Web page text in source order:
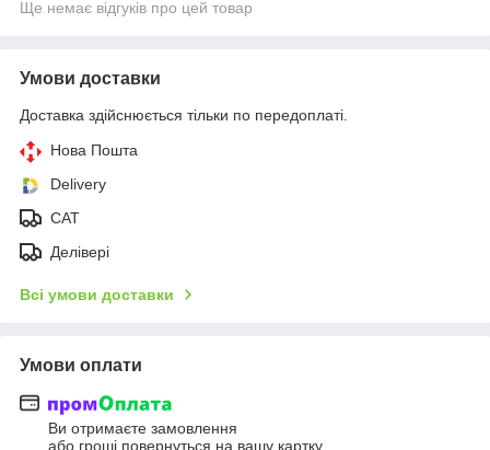
Ще немає відгуків про цей товар
Умови доставки
Доставка здійснюється тільки по передоплаті.
Нова Пошта
Delivery
CAT
Делівері
Всі умови доставки
Умови оплати
Ви отримаєте замовлення
або гроші повернуться на вашу картку